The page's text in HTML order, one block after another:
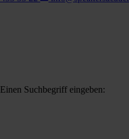
Einen Suchbegriff eingeben: